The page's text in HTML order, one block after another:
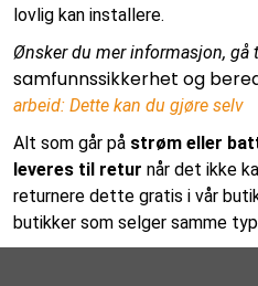
lovlig kan installere.
Ønsker du mer informasjon, gå
samfunnssikkerhet og
arbeid: Dette kan du gjøre selv
Alt som går på strøm eller
leveres til retur når det ikke
returnere dette gratis i vår
butikker som selger samme